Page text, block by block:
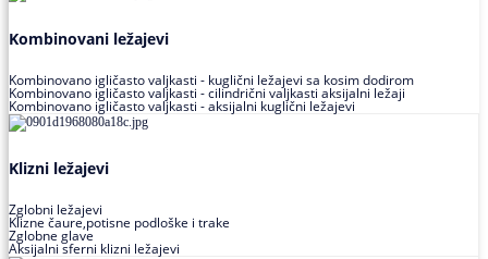
Kombinovani ležajevi
Kombinovano igličasto valjkasti - kuglični ležajevi sa kosim dodirom
Kombinovano igličasto valjkasti - cilindrični valjkasti aksijalni ležaji
Kombinovano igličasto valjkasti - aksijalni kuglični ležajevi
Klizni ležajevi
Zglobni ležajevi
Klizne čaure,potisne podloške i trake
Zglobne glave
Aksijalni sferni klizni ležajevi